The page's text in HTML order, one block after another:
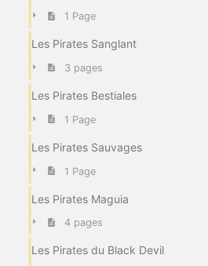
1 Page
Les Pirates Sanglant
3 pages
Les Pirates Bestiales
1 Page
Les Pirates Sauvages
1 Page
Les Pirates Maguia
4 pages
Les Pirates du Black Devil